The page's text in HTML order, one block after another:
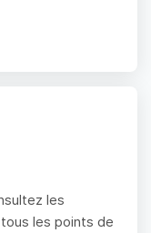
les
les points de